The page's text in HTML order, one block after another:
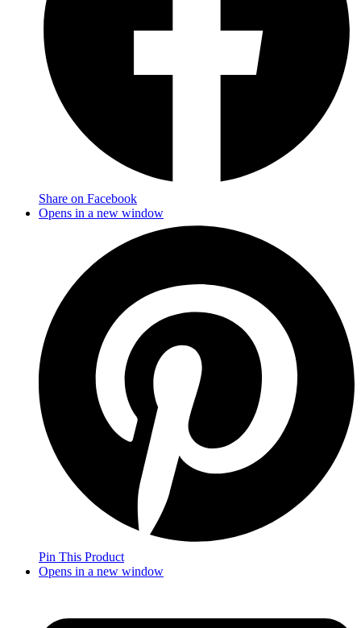
Share on Facebook
Opens in a new window
Pin This Product
Opens in a new window